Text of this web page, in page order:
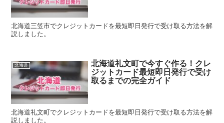
北海道三笠市でクレジットカードを最短即日発行で受け取る方法を解
説しました。
北海道
北海道礼文町で今すぐ作る！クレ
ジットカード最短即日発行で受け
取るまでの完全ガイド
北海道礼文町でクレジットカードを最短即日発行で受け取る方法を解
説しました。